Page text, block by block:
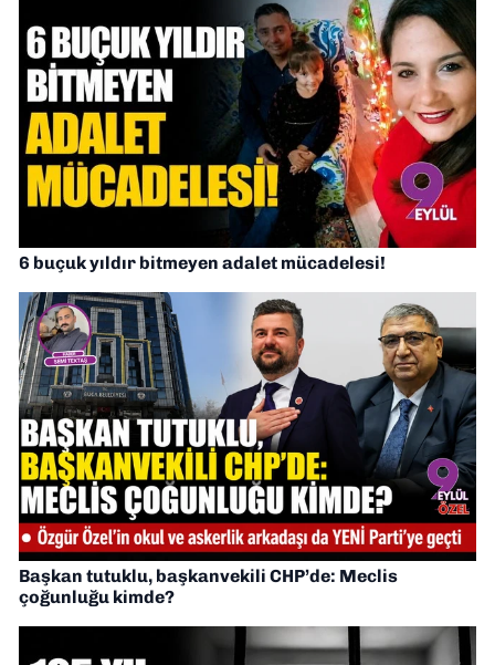
6 buçuk yıldır bitmeyen adalet mücadelesi!
Başkan tutuklu, başkanvekili CHP’de: Meclis
çoğunluğu kimde?